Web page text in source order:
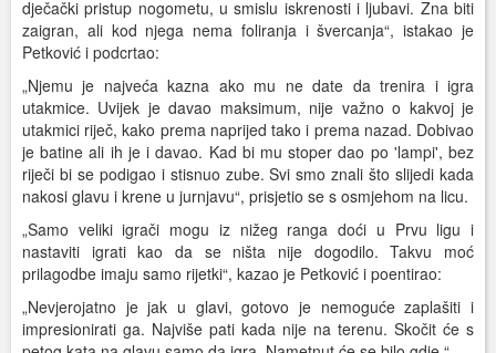
dječački pristup nogometu, u smislu iskrenosti i ljubavi. Zna biti
zaigran, ali kod njega nema foliranja i švercanja“, istakao je
Petković i podcrtao:
„Njemu je najveća kazna ako mu ne date da trenira i igra
utakmice. Uvijek je davao maksimum, nije važno o kakvoj je
utakmici riječ, kako prema naprijed tako i prema nazad. Dobivao
je batine ali ih je i davao. Kad bi mu stoper dao po 'lampi', bez
riječi bi se podigao i stisnuo zube. Svi smo znali što slijedi kada
nakosi glavu i krene u jurnjavu“, prisjetio se s osmjehom na licu.
„Samo veliki igrači mogu iz nižeg ranga doći u Prvu ligu i
nastaviti igrati kao da se ništa nije dogodilo. Takvu moć
prilagodbe imaju samo rijetki“, kazao je Petković i poentirao:
„Nevjerojatno je jak u glavi, gotovo je nemoguće zaplašiti i
impresionirati ga. Najviše pati kada nije na terenu. Skočit će s